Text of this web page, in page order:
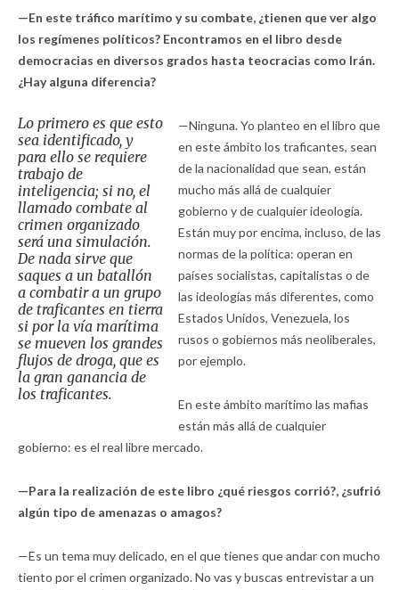
—En este tráfico marítimo y su combate, ¿tienen que ver algo
los regímenes políticos? Encontramos en el libro desde
democracias en diversos grados hasta teocracias como Irán.
¿Hay alguna diferencia?
Lo primero es que esto
sea identificado, y
para ello se requiere
trabajo de
inteligencia; si no, el
llamado combate al
crimen organizado
será una simulación.
De nada sirve que
saques a un batallón
a combatir a un grupo
de traficantes en tierra
si por la vía marítima
se mueven los grandes
flujos de droga, que es
la gran ganancia de
los traficantes.
—Ninguna. Yo planteo en el libro que
en este ámbito los traficantes, sean
de la nacionalidad que sean, están
mucho más allá de cualquier
gobierno y de cualquier ideología.
Están muy por encima, incluso, de las
normas de la política: operan en
países socialistas, capitalistas o de
las ideologías más diferentes, como
Estados Unidos, Venezuela, los
rusos o gobiernos más neoliberales,
por ejemplo.
En este ámbito marítimo las mafias
están más allá de cualquier
gobierno: es el real libre mercado.
—Para la realización de este libro ¿qué riesgos corrió?, ¿sufrió
algún tipo de amenazas o amagos?
—Es un tema muy delicado, en el que tienes que andar con mucho
tiento por el crimen organizado. No vas y buscas entrevistar a un